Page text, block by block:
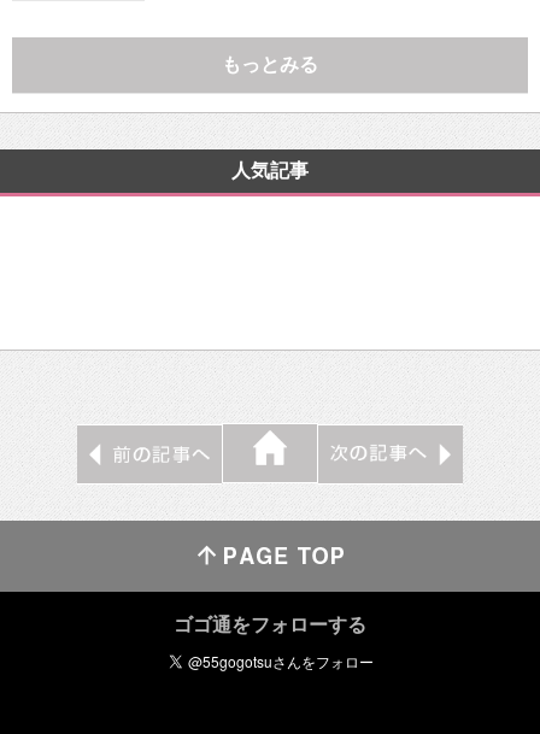
もっとみる
人気記事
ゴゴ通をフォローする